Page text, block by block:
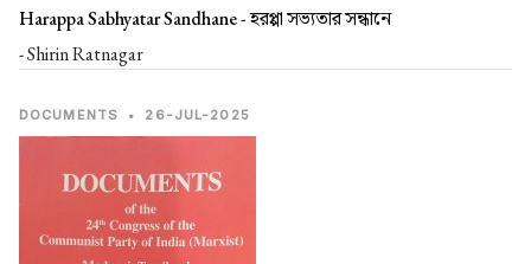
Harappa Sabhyatar Sandhane -হরপ্পা সভ্যতার সন্ধানে
- Shirin Ratnagar
DOCUMENTS • 26-JUL-2025